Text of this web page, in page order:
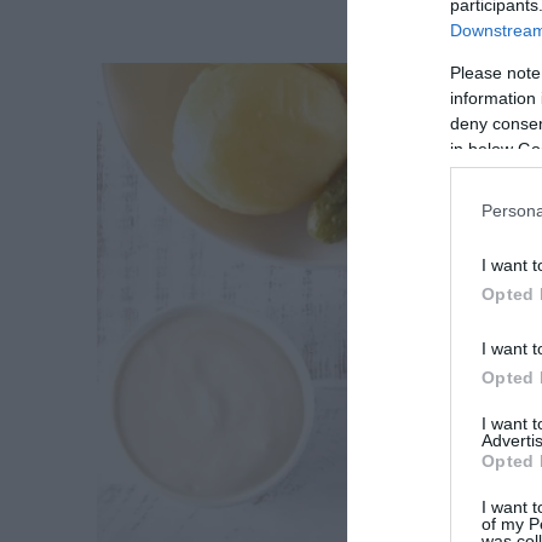
Please
information
deny
in below
I want
Opted
I want
Opted
I want
Opted
I want
of my